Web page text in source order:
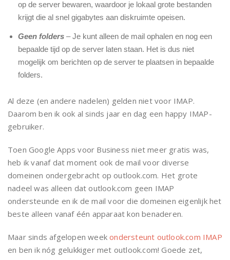
op de server bewaren, waardoor je lokaal grote bestanden
krijgt die al snel gigabytes aan diskruimte opeisen.
Geen folders – Je kunt alleen de mail ophalen en nog een
bepaalde tijd op de server laten staan. Het is dus niet
mogelijk om berichten op de server te plaatsen in bepaalde
folders.
Al deze (en andere nadelen) gelden niet voor IMAP.
Daarom ben ik ook al sinds jaar en dag een happy IMAP-
gebruiker.
Toen Google Apps voor Business niet meer gratis was,
heb ik vanaf dat moment ook de mail voor diverse
domeinen ondergebracht op outlook.com. Het grote
nadeel was alleen dat outlook.com geen IMAP
ondersteunde en ik de mail voor die domeinen eigenlijk het
beste alleen vanaf één apparaat kon benaderen.
Maar sinds afgelopen weekondersteunt outlook.com IMAP
en ben ik nóg gelukkiger met outlook.com! Goede zet,